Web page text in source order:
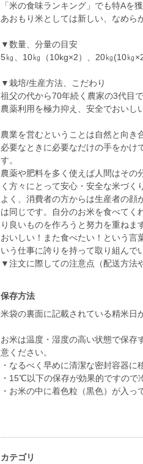
「米の食味ランキング」でも特Aを
あおもり米としては新しい、なめら
▼数量、分量の目安
5㎏、10㎏（10kg×2）、20㎏(10㎏
▼栽培/生産方法、こだわり
祖父の代から70年続く農家の3代目で
農薬利用を極力抑え、安全でおいし
農業を営むということは自然と向き
必要なときに必要なだけの手をかけ
す。
農薬や肥料を多く使えば人間はその
く方々にとって安心・安全な米づく
よく、消費者の方からは生産者の顔
は同じです。自分のお米を食べてく
り良いものを作ろうと努力を重ねま
おいしい！また食べたい！という言
いう仕事に誇りを持って取り組んで
▼注文に際しての注意点（配送方法
保存方法
米袋の裏面に記載されている精米日
お米は温度・湿度の高い状態で保存
意ください。
・なるべく早めに清潔な密封容器に
・15℃以下の保存が効果的ですので
・お米の中に着色粒（黒色）が入っ
カテゴリ